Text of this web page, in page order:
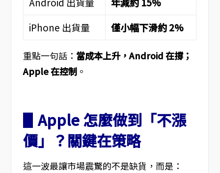
iPhone 出貨量
僅小幅下滑約 2%
重點一句話： 當成本上升，Android 在撐；
Apple 在控制。
▋Apple 怎麼做到「不漲
價」？關鍵在策略
這一波最讓市場震驚的不是缺貨，而是：